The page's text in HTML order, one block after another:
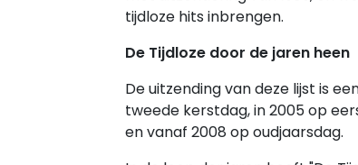
tijdloze hits inbrengen.
De Tijdloze door de jaren heen
De uitzending van deze lijst is
tweede kerstdag, in 2005 op
en vanaf 2008 op oudjaarsdag.